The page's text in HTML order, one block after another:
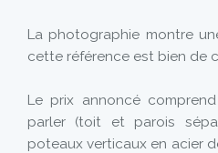
La photographie montre
cette référence est bien de
Le prix annoncé
parler (toit et parois
poteaux verticaux en acier